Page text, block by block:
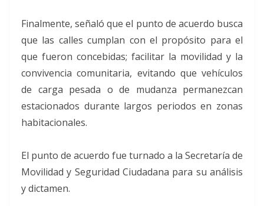
Finalmente, señaló que el punto de acuerdo busca
que las calles cumplan con el propósito para el
que fueron concebidas; facilitar la movilidad y la
convivencia comunitaria, evitando que vehículos
de carga pesada o de mudanza permanezcan
estacionados durante largos periodos en zonas
habitacionales.
El punto de acuerdo fue turnado a la Secretaría de
Movilidad y Seguridad Ciudadana para su análisis
y dictamen.